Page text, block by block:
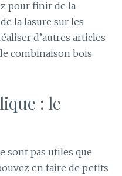
pour finir de la
la lasure sur les
d’autres articles
combinaison bois
: le
sont pas utiles que
en faire de petits